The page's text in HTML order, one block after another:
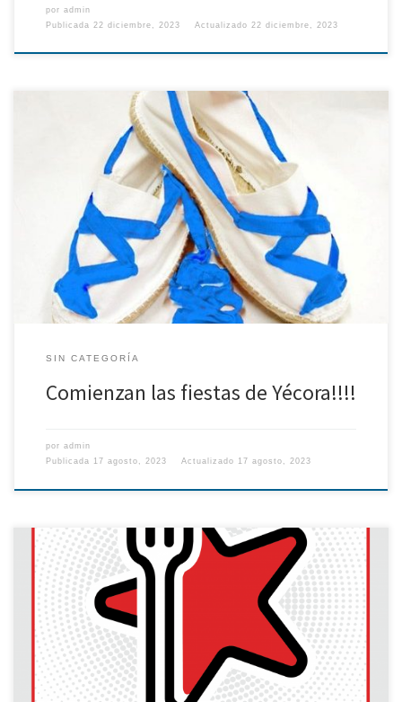
por admin
Publicada 22 diciembre, 2023 Actualizado 22 diciembre, 2023
Estáis tod@s invitados!!!!!
SIN CATEGORÍA
Comienzan las fiestas de Yécora!!!!
por admin
Publicada 17 agosto, 2023 Actualizado 17 agosto, 2023